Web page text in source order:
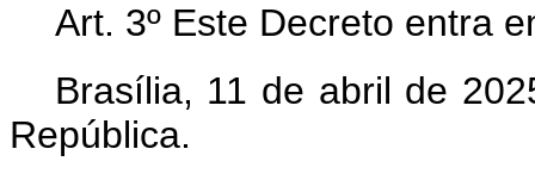
Art. 3º Este Decreto entra
Brasília, 11 de abril de
República.